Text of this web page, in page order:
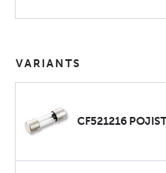
VARIANTS
CF521216